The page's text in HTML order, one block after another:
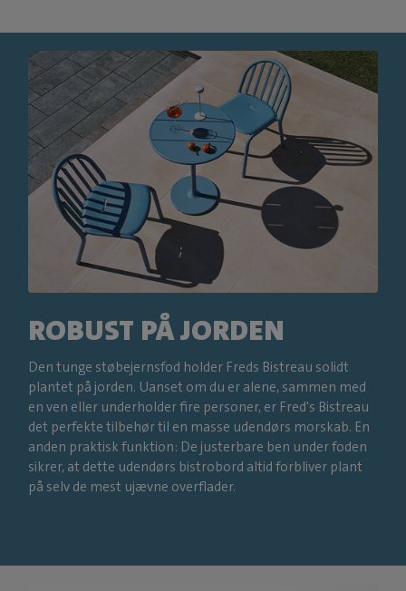
ROBUST PÅ JORDEN
Den tunge støbejernsfod holder Freds Bistreau solidt
plantet på jorden. Uanset om du er alene, sammen med
en ven eller underholder fire personer, er Fred's Bistreau
det perfekte tilbehør til en masse udendørs morskab. En
anden praktisk funktion: De justerbare ben under foden
sikrer, at dette udendørs bistrobord altid forbliver plant
på selv de mest ujævne overflader.